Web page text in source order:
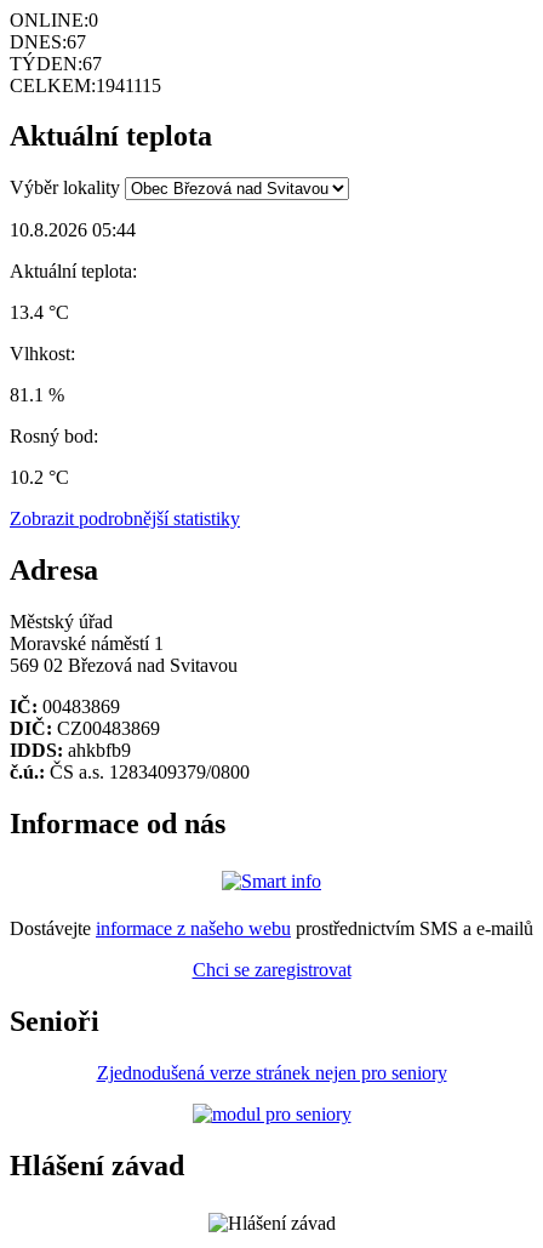
ONLINE:0
DNES:67
TÝDEN:67
CELKEM:1941115
Aktuální teplota
Výběr lokality
10.8.2026 05:44
Aktuální teplota:
13.4 °C
Vlhkost:
81.1 %
Rosný bod:
10.2 °C
Zobrazit podrobnější statistiky
Adresa
Městský úřad
Moravské náměstí 1
569 02 Březová nad Svitavou
IČ: 00483869
DIČ: CZ00483869
IDDS: ahkbfb9
č.ú.: ČS a.s. 1283409379/0800
Informace od nás
Dostávejte informace z našeho webu prostřednictvím SMS a e-mailů
Chci se zaregistrovat
Senioři
Zjednodušená verze stránek nejen pro seniory
Hlášení závad